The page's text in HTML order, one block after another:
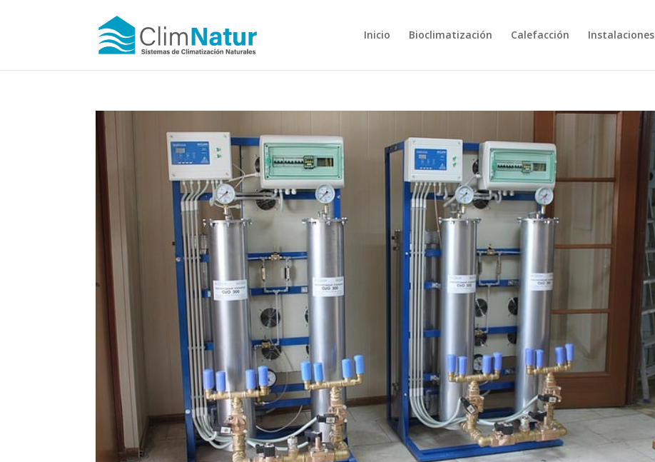
Inicio Bioclimatización Calefacción Instalaciones